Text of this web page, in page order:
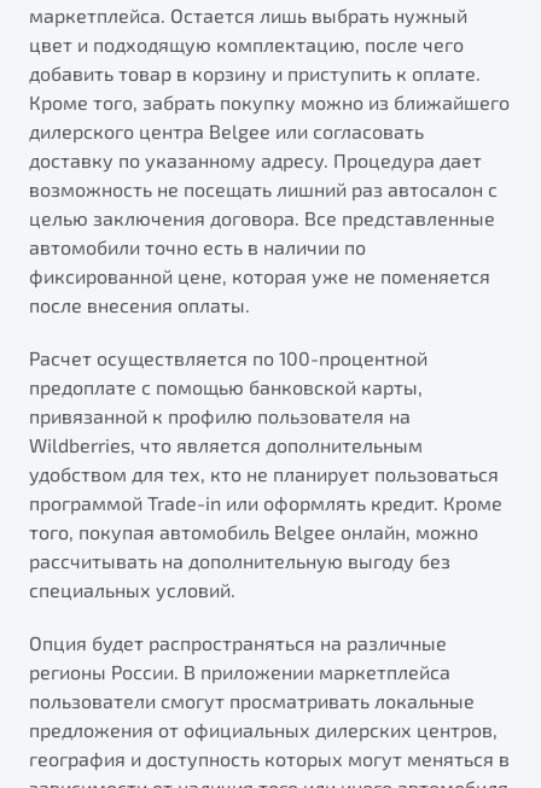
Универсальный кроссовер
от 2 499 990 ₽*
Обзор В наличии
Запись на сервис
Калькулятор ТО
Клиентская поддержка
маркетплейса. Остается лишь выбрать нужный
цвет и подходящую комплектацию, после чего
добавить товар в корзину и приступить к оплате.
Кроме того, забрать покупку можно из ближайшего
дилерского центра Belgee или согласовать
доставку по указанному адресу. Процедура дает
возможность не посещать лишний раз автосалон с
целью заключения договора. Все представленные
автомобили точно есть в наличии по
фиксированной цене, которая уже не поменяется
после внесения оплаты.
Расчет осуществляется по 100-процентной
предоплате с помощью банковской карты,
привязанной к профилю пользователя на
Wildberries, что является дополнительным
удобством для тех, кто не планирует пользоваться
программой Trade-in или оформлять кредит. Кроме
того, покупая автомобиль Belgee онлайн, можно
рассчитывать на дополнительную выгоду без
специальных условий.
Опция будет распространяться на различные
регионы России. В приложении маркетплейса
пользователи смогут просматривать локальные
предложения от официальных дилерских центров,
география и доступность которых могут меняться в